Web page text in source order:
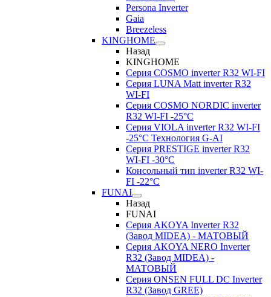
Persona Inverter
Gaia
Breezeless
KINGHOME
Назад
KINGHOME
Серия COSMO inverter R32 WI-FI
Серия LUNA Matt inverter R32
WI-FI
Серия COSMO NORDIC inverter
R32 WI-FI -25°C
Серия VIOLA inverter R32 WI-FI
-25°C Технология G-AI
Серия PRESTIGE inverter R32
WI-FI -30°C
Консольный тип inverter R32 WI-
FI -22°C
FUNAI
Назад
FUNAI
Серия AKOYA Inverter R32
(Завод MIDEA) - МАТОВЫЙ
Серия AKOYA NERO Inverter
R32 (Завод MIDEA) -
МАТОВЫЙ
Серия ONSEN FULL DC Inverter
R32 (Завод GREE)